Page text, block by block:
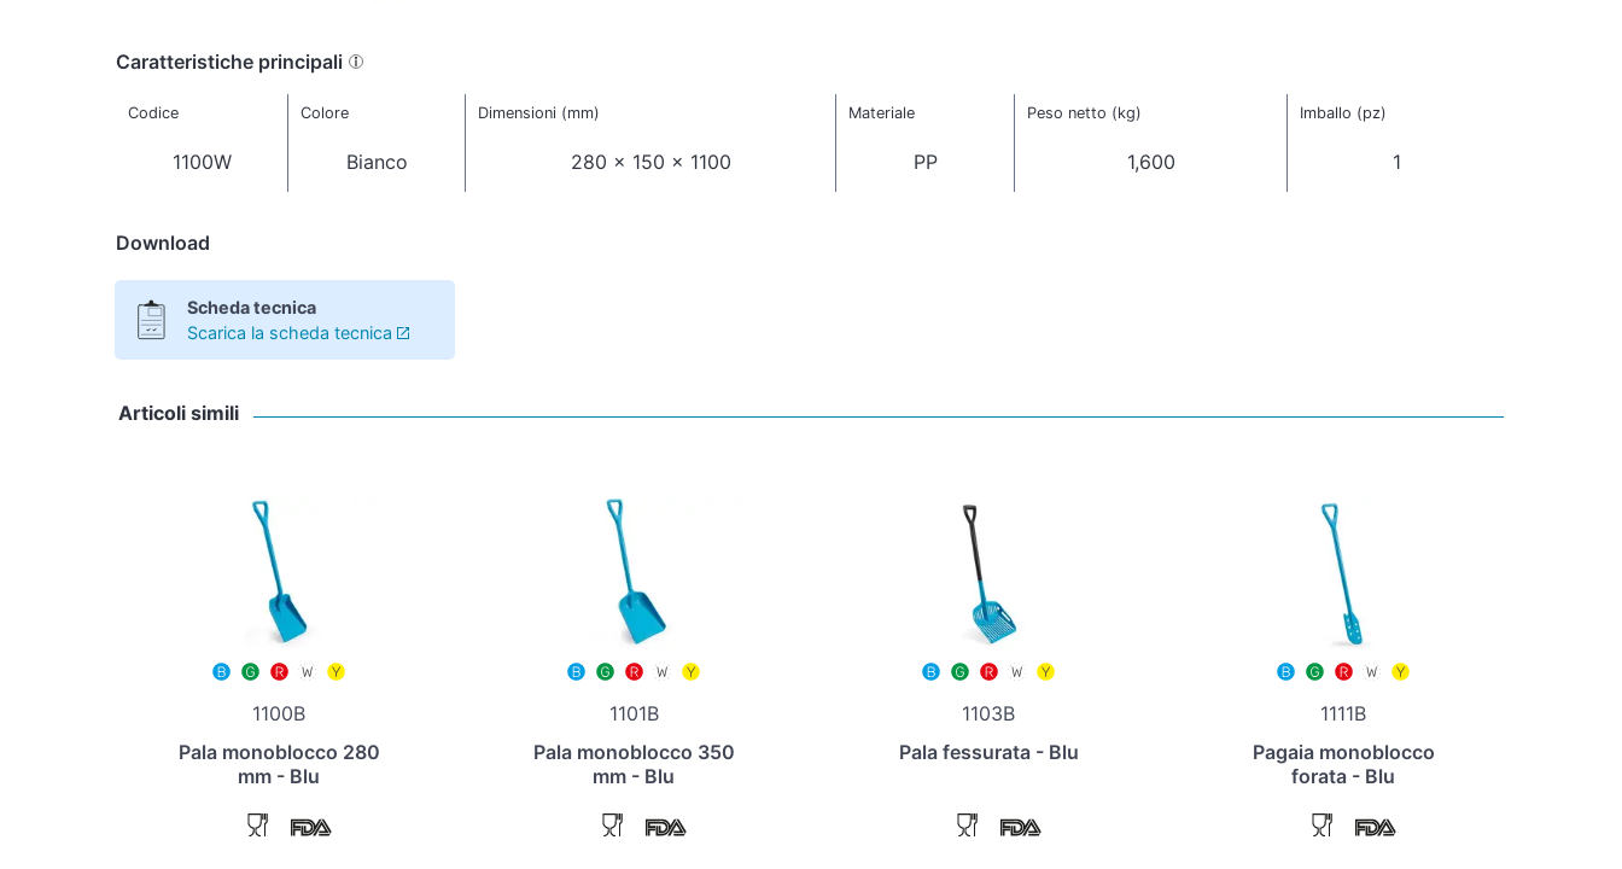
Caratteristiche principali
Codice Colore Dimensioni (mm) Materiale Peso netto (kg) Imballo (pz)
1100W Bianco 280 x 150 x 1100 PP 1,600 1
Download
Scheda tecnica
Scarica la scheda tecnica
Articoli simili
1100B
Pala monoblocco 280
mm - Blu
1101B
Pala monoblocco 350
mm - Blu
1103B
Pala fessurata - Blu
1111B
Pagaia monoblocco
forata - Blu